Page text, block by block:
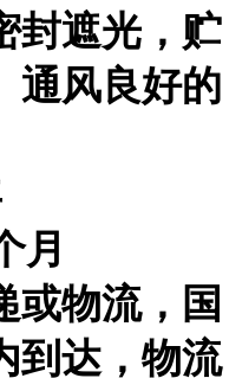
封遮光，贮
通风良好的
月
或物流，国
到达，物流